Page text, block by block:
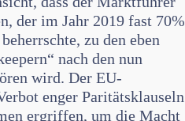
der im Jahr 2019 fast 70%
zu den eben
nach den nun
wird. Der EU-
enger Paritätsklauseln
ergriffen, um die Macht